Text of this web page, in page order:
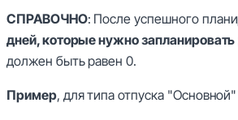
СПРАВОЧНО: После успешного
дней, которые нужно запланировать
должен быть равен 0.
Пример, для типа отпуска "Основной"